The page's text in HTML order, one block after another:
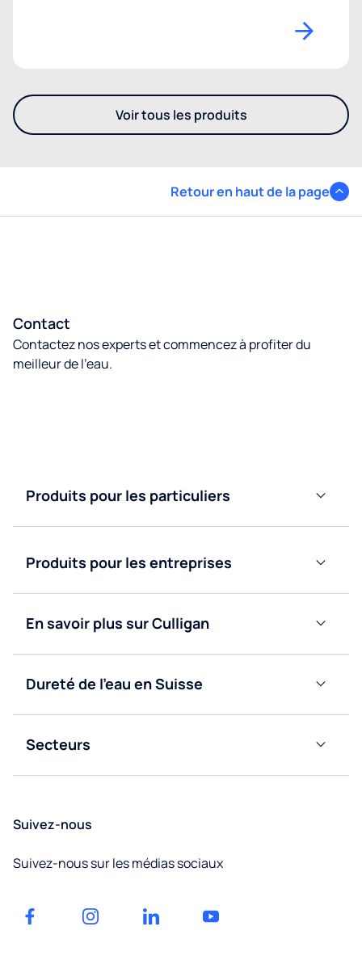
Voir tous les produits- Découvrez les autres
Retour en haut de la page
Contact
Contactez nos experts et commencez à profiter du
meilleur de l’eau.
Produits pour les particuliers
Adoucisseurs
Purificateurs
à eau
réseau
Fontaines
bonbonne
Produits pour les entreprises
Fontaines
bonbonne
Fontaines
réseau
En savoir plus sur Culligan
Blog
Nous
contacter
Obtenir
devis
Dureté de l’eau en Suisse
Valais
Vaud
Genève
Secteurs
Bureaux
Facilities
management
Suivez-nous
Suivez-nous sur les médias sociaux